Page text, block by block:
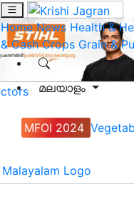
Home News Health &
& Cash Crops Grain &
മലയാളം
MFOI 2024